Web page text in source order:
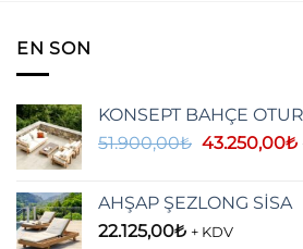
EN SON
KONSEPT BAHÇE
51.900,00₺ Orijinal
43.250,00₺
AHŞAP ŞEZLONG SİSA
22.125,00₺ + KDV